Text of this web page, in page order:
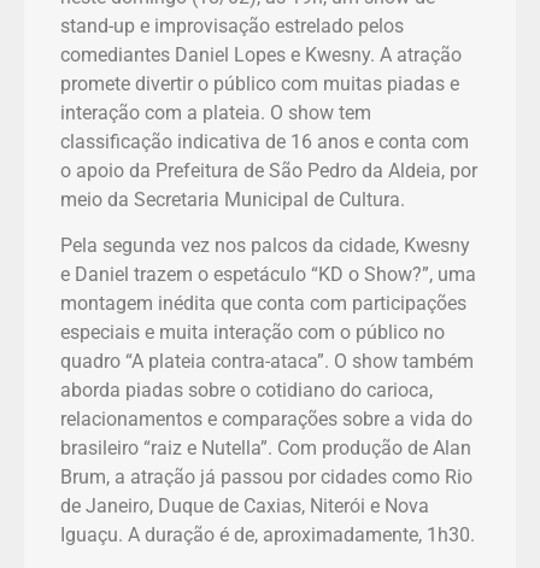
stand-up e improvisação estrelado pelos
comediantes Daniel Lopes e Kwesny. A atração
promete divertir o público com muitas piadas e
interação com a plateia. O show tem
classificação indicativa de 16 anos e conta com
o apoio da Prefeitura de São Pedro da Aldeia, por
meio da Secretaria Municipal de Cultura.
Pela segunda vez nos palcos da cidade, Kwesny
e Daniel trazem o espetáculo “KD o Show?”, uma
montagem inédita que conta com participações
especiais e muita interação com o público no
quadro “A plateia contra-ataca”. O show também
aborda piadas sobre o cotidiano do carioca,
relacionamentos e comparações sobre a vida do
brasileiro “raiz e Nutella”. Com produção de Alan
Brum, a atração já passou por cidades como Rio
de Janeiro, Duque de Caxias, Niterói e Nova
Iguaçu. A duração é de, aproximadamente, 1h30.